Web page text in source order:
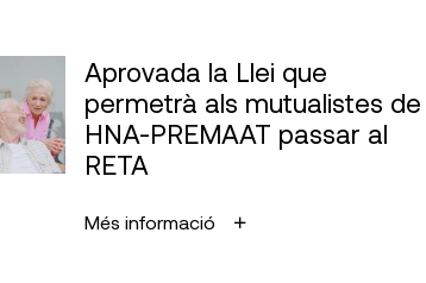
Aprovada la Llei que
permetrà als mutualistes de
HNA-PREMAAT passar al
RETA
Més informació